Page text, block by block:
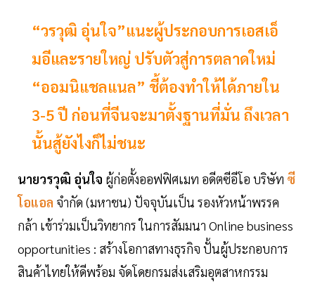
“วรวุฒิ อุ่นใจ”แนะผู้ประกอบการเอสเอ็
มอีและรายใหญ่ ปรับตัวสู่การตลาดใหม่
“ออมนิแชลแนล” ชี้ต้องทำให้ได้ภายใน
3-5 ปี ก่อนที่จีนจะมาตั้งฐานที่มั่น ถึงเวลา
นั้นสู้ยังไงก็ไม่ชนะ
นายวรวุฒิ อุ่นใจ ผู้ก่อตั้งออฟฟิศเมท อดีตซีอีโอ บริษัท ซี
โอแอล จำกัด (มหาชน) ปัจจุบันเป็น รองหัวหน้าพรรค
กล้า เข้าร่วมเป็นวิทยากร ในการสัมมนา Online business
opportunities : สร้างโอกาสทางธุรกิจ ปั้นผู้ประกอบการ
สินค้าไทยให้ดีพร้อม จัดโดยกรมส่งเสริมอุตสาหกรรม